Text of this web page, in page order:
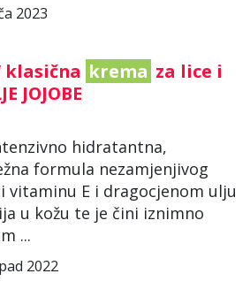
2023
klasična krema za lice i
JOJOBE
hidratantna,
formula nezamjenjivog
vitaminu E i dragocjenom ulju
u kožu te je čini iznimno
...
2022